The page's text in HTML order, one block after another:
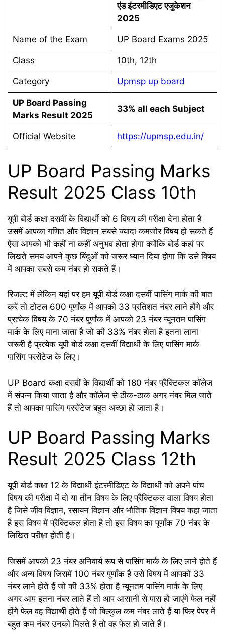
एंड इंटरमीडिएट एजुकेशन
2025
Name of the Exam UP Board Exams 2025
Class 10th, 12th
Category Upmsp up board
UP Board Passing
Marks Result 2025
33% all each Subject
Official Website https://upmsp.edu.in/
UP Board Passing Marks
Result 2025 Class 10th
यूपी बोर्ड कक्षा दसवीं के विद्यार्थी को 6 विषय की परीक्षा देना होता है
उसमें आपका गणित और विज्ञान सबसे ज्यादा कमजोर विषय हो सकते हैं
ऐसा आपको भी कहीं ना कहीं अनुभव होता होगा क्योंकि बोर्ड कहां पर
लिखते समय आपने कुछ बिंदुओं को जरूर ध्यान दिया होगा कि उसे विषय
में आपका सबसे कम नंबर हो सकते हैं।
रिजल्ट में लेकिन यहां पर हम यूपी बोर्ड कक्षा दसवीं पासिंग मार्क की बात
करें तो टोटल 600 पूर्णांक में आपको 33 प्रतिशत नंबर लाने होंगे और
प्रत्येक विषय के 70 नंबर पूर्णांक में आपको 23 नंबर न्यूनतम पासिंग
मार्क के लिए माना जाता है जो की 33% नंबर होता है इतना लाना
जरूरी है प्रत्येक यूपी बोर्ड कक्षा दसवीं विद्यार्थी के लिए पासिंग मार्क
पासिंग परसेंटेज के लिए।
UP Board कक्षा दसवीं के विद्यार्थी को 180 नंबर प्रैक्टिकल कॉलेज
में संपन्न किया जाता है और कॉलेज से ठीक-ठाक अगर नंबर मिल जाते
हैं तो आपका पासिंग परसेंटेज बहुत अच्छा हो जाता है।
UP Board Passing Marks
Result 2025 Class 12th
यूपी बोर्ड कक्षा 12 के विद्यार्थी इंटरमीडिएट के विद्यार्थी को अपने पांच
विषय की परीक्षा में दो या तीन विषय के लिए प्रैक्टिकल वाला विषय होता
है जिसे जीव विज्ञान, रसायन विज्ञान और भौतिक विज्ञान विषय कहा जाता
है इस विषय में प्रैक्टिकल होता है तो इस विषय का पूर्णांक 70 नंबर के
लिखित परीक्षा होती है।
जिसमें आपको 23 नंबर अनिवार्य रूप से पासिंग मार्क के लिए लाने होते हैं
और अन्य विषय जिसमें 100 नंबर पूर्णांक है उसे विषय में आपको 33
नंबर लाने होते हैं जो की 33% होता है न्यूनतम पासिंग मार्क के लिए
अगर आप इतना नंबर लाते हैं तो आप आसानी से पास हो जाएंगे फेल नहीं
होंगे फेल वह विद्यार्थी होते हैं जो बिल्कुल कम नंबर लाते हैं या फिर पेपर में
बहुत कम नंबर उनको मिलते हैं तो वह फेल हो जाते हैं।